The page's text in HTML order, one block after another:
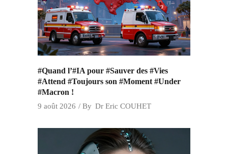
#Quand l’#IA pour #Sauver des #Vies
#Attend #Toujours son #Moment #Under
#Macron !
9 août 2026 By Dr Eric COUHET